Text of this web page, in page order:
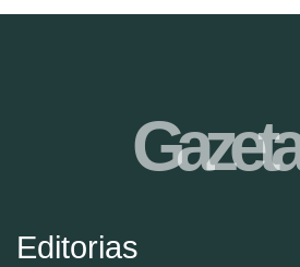
Editorias